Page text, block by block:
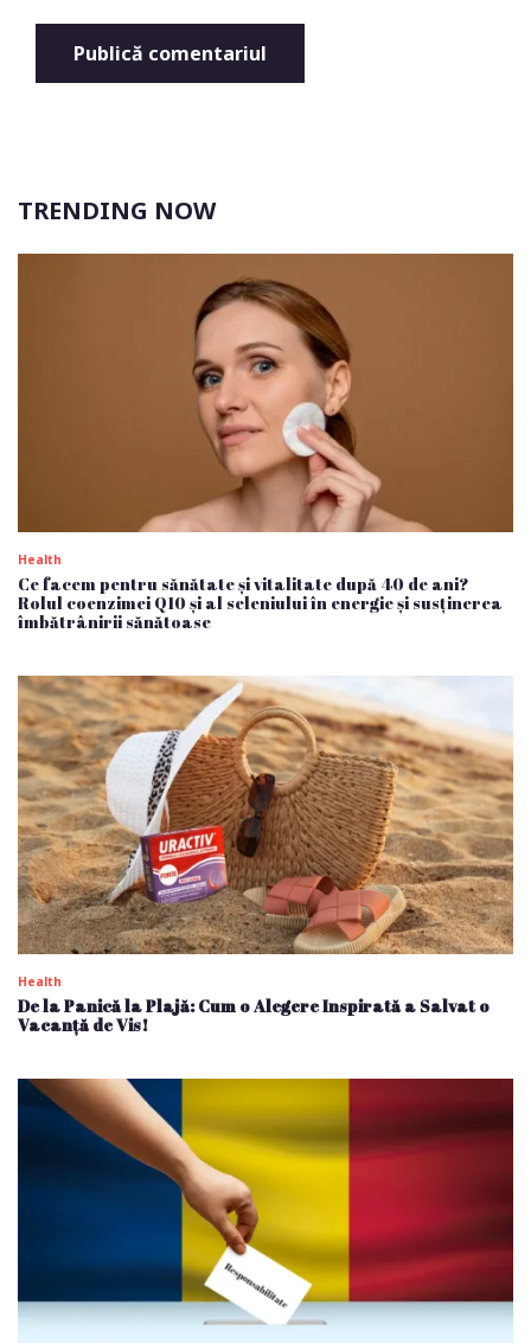
TRENDING NOW
Health
Ce facem pentru sănătate și vitalitate după 40 de ani?
Rolul coenzimei Q10 și al seleniului în energie și susținerea
îmbătrânirii sănătoase
Health
De la Panică la Plajă: Cum o Alegere Inspirată a Salvat o
Vacanță de Vis!